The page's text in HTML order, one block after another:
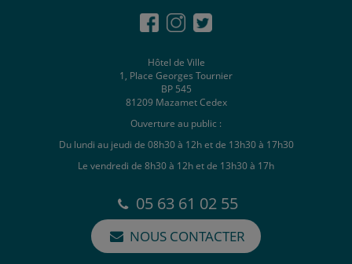
Hôtel de Ville
1, Place Georges Tournier
BP 545
81209 Mazamet Cedex
Ouverture au public :
Du lundi au jeudi de 08h30 à 12h et de 13h30 à 17h30
Le vendredi de 8h30 à 12h et de 13h30 à 17h
05 63 61 02 55
NOUS CONTACTER